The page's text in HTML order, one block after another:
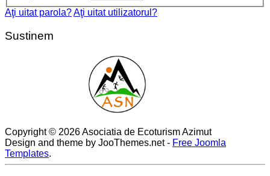
Aţi uitat parola?Aţi uitat utilizatorul?
Sustinem
Copyright © 2026 Asociatia de Ecoturism Azimut
Design and theme by JooThemes.net - Free Joomla
Templates.